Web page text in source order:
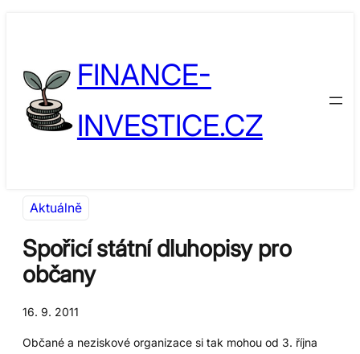
FINANCE-
INVESTICE.CZ
Aktuálně
Spořicí státní dluhopisy pro
občany
16. 9. 2011
Občané a neziskové organizace si tak mohou od 3. října